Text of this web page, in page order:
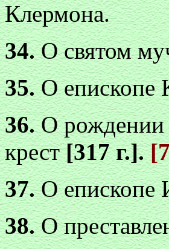
Клермона.
34.О святом
35.О епископе
36.О рождении
крест[317 г.].
37.О епископе
38.О